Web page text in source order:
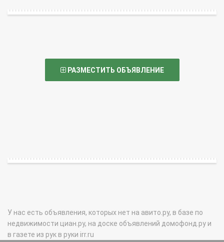
РАЗМЕСТИТЬ ОБЪЯВЛЕНИЕ
У нас есть объявления, которых нет на авито.ру, в базе по
недвижимости циан.ру, на доске объявлений домофонд.ру и
в газете из рук в руки irr.ru